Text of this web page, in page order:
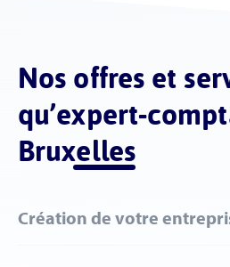
Nos offres et
qu’expert-
Bruxelles
Création de votre